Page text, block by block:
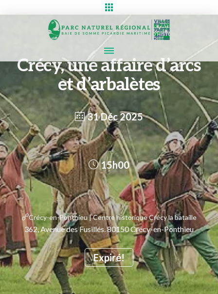
Crécy, une affaire d’arcs
et d’arbalètes
31 Déc 2025
Expiré!
15h00
Crécy-en-Ponthieu | Centre historique Crécy la bataille
362, Avenue des Fusillés. 80150 Crécy-en-Ponthieu